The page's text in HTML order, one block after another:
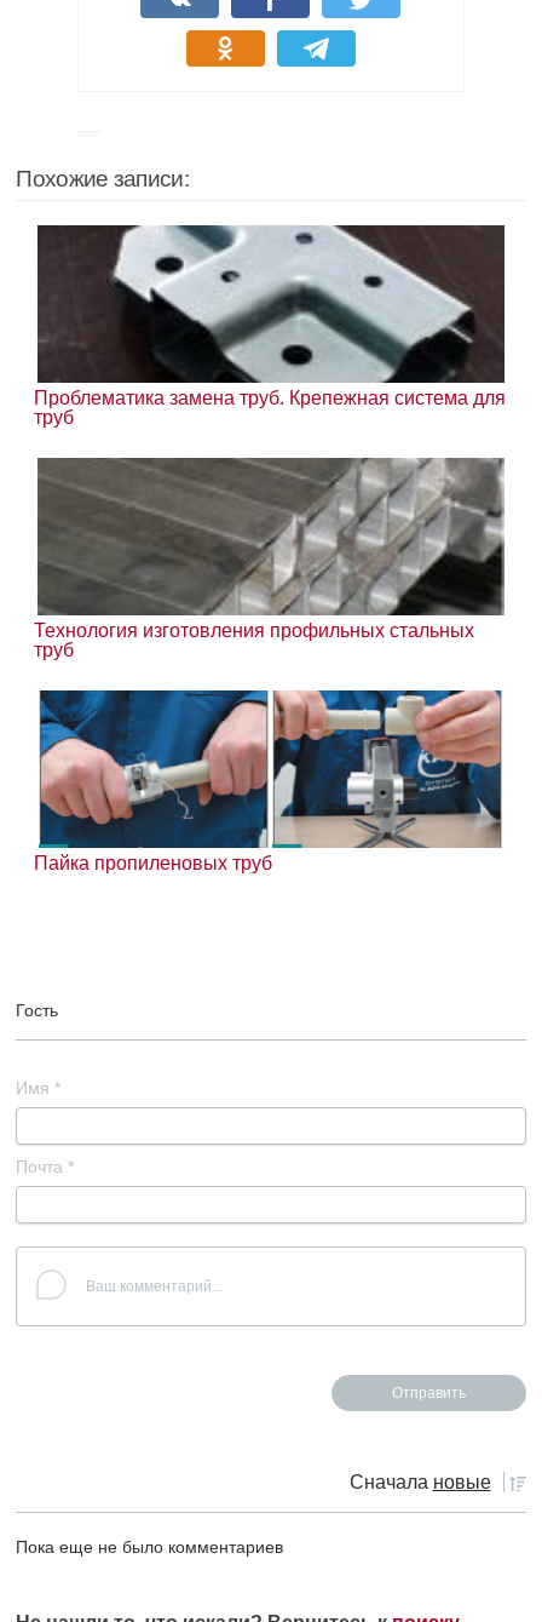
Похожие записи:
Проблематика замена труб. Крепежная система для
труб
Технология изготовления профильных стальных
труб
Пайка пропиленовых труб
Гость
Имя *
Почта *
Сначала новые
Пока еще не было комментариев